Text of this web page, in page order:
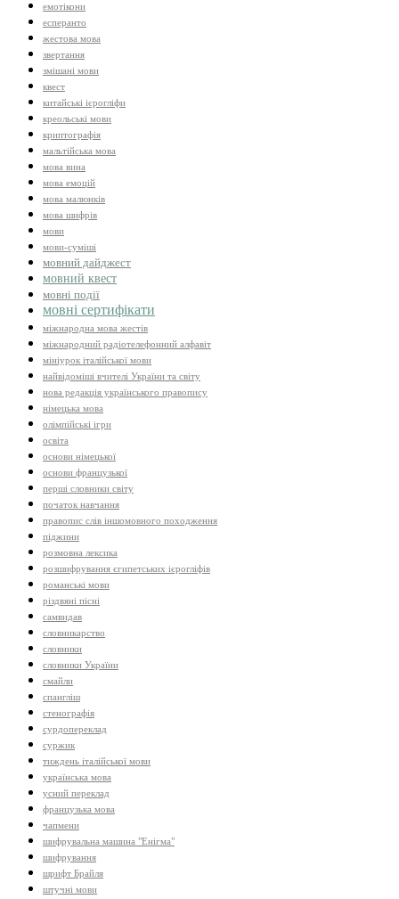
емотікони
есперанто
жестова мова
звертання
змішані мови
квест
китайські ієрогліфи
креольські мови
криптографія
мальтійська мова
мова вина
мова емоцій
мова малюнків
мова шифрів
мови
мови-суміші
мовний дайджест
мовний квест
мовні події
мовні сертифікати
міжнародна мова жестів
міжнародний радіотелефонний алфавіт
мініурок італійської мови
найвідоміші вчителі України та світу
нова редакція українського правопису
німецька мова
олімпійські ігри
освіта
основи німецької
основи французької
перші словники світу
початок навчання
правопис слів іншомовного походження
піджини
розмовна лексика
розшифрування єгипетських ієрогліфів
романські мови
різдвяні пісні
самвидав
словникарство
словники
словники України
смайли
спангліш
стенографія
сурдопереклад
суржик
тиждень італійської мови
українська мова
усний переклад
французька мова
чапмени
шифрувальна машина "Енігма"
шифрування
шрифт Брайля
штучні мови